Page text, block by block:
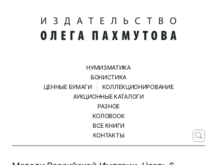
НУМИЗМАТИКА
БОНИСТИКА
ЦЕННЫЕ БУМАГИ
КОЛЛЕКЦИОНИРОВАНИЕ
АУКЦИОННЫЕ КАТАЛОГИ
РАЗНОЕ
КОЛОBOOK
ВСЕ КНИГИ
КОНТАКТЫ